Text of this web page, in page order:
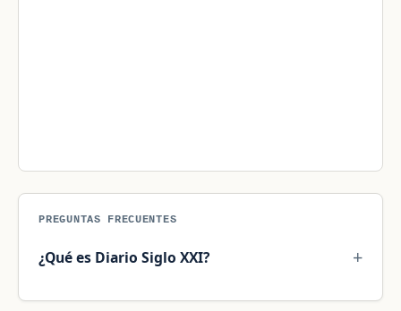
PREGUNTAS FRECUENTES
¿Qué es Diario Siglo XXI?